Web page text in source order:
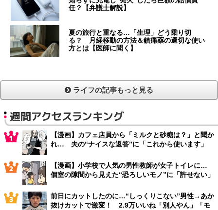
任？【弁護士解説】
夏の旅行と重なる…「生理」どう乗り切
る？ 月経移動の方法＆鎮痛薬の適切な使い
方とは【医師に聞く】
ライフの記事もっと見る
週間アクセスランキング
【漫画】カフェ店員から「ミルクと砂糖は？」と聞か
れ… 夫の“ナイスな返答”に「これから使います」
【漫画】小学校で人気の男性教師が女子トイレに…
個室の隙間から見えた“恐ろしいモノ”に「許せない」
前日にカットしたのに…“しっくりこない”男性→あか
抜けカットで激変！ 2.9万いいね「別人やん」「モ